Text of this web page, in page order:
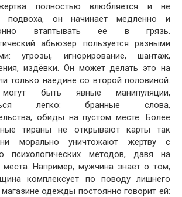
полностью влюбляется и не
подвоха, он начинает медленно и
втаптывать её в грязь.
абьюзер пользуется разными
угрозы, игнорирование, шантаж,
издёвки. Он может делать это на
только наедине со второй половиной.
быть явные манипуляции,
легко: бранные слова,
обиды на пустом месте. Более
тираны не открывают карты так
морально уничтожают жертву с
психологических методов, давя на
Например, мужчина знает о том,
комплексует по поводу лишнего
магазине одежды постоянно говорит ей: